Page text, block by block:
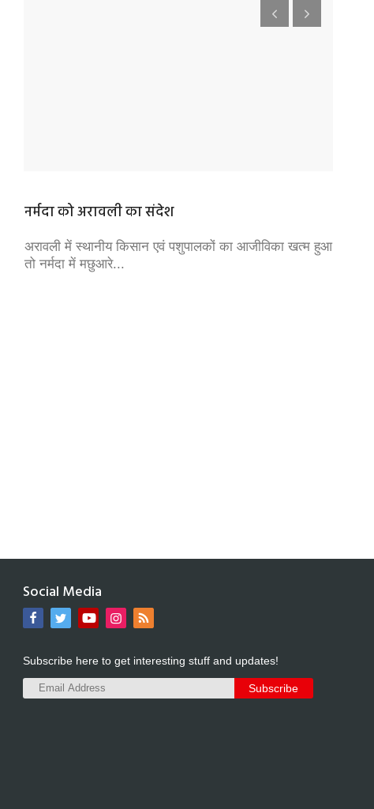
नर्मदा को अरावली का संदेश
अरावली में स्थानीय किसान एवं पशुपालकों का आजीविका खत्म हुआ
तो नर्मदा में मछुआरे...
Social Media
Subscribe here to get interesting stuff and updates!